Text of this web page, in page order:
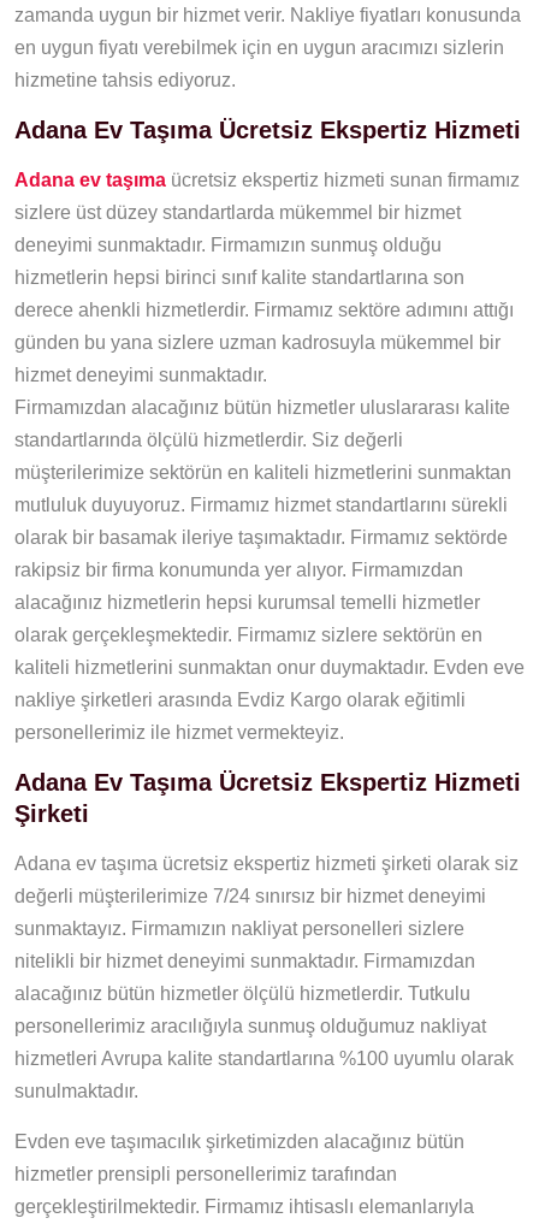
zamanda uygun bir hizmet verir. Nakliye fiyatları konusunda
en uygun fiyatı verebilmek için en uygun aracımızı sizlerin
hizmetine tahsis ediyoruz.
Adana Ev Taşıma Ücretsiz Ekspertiz Hizmeti
Adana ev taşıma ücretsiz ekspertiz hizmeti sunan firmamız
sizlere üst düzey standartlarda mükemmel bir hizmet
deneyimi sunmaktadır. Firmamızın sunmuş olduğu
hizmetlerin hepsi birinci sınıf kalite standartlarına son
derece ahenkli hizmetlerdir. Firmamız sektöre adımını attığı
günden bu yana sizlere uzman kadrosuyla mükemmel bir
hizmet deneyimi sunmaktadır.
Firmamızdan alacağınız bütün hizmetler uluslararası kalite
standartlarında ölçülü hizmetlerdir. Siz değerli
müşterilerimize sektörün en kaliteli hizmetlerini sunmaktan
mutluluk duyuyoruz. Firmamız hizmet standartlarını sürekli
olarak bir basamak ileriye taşımaktadır. Firmamız sektörde
rakipsiz bir firma konumunda yer alıyor. Firmamızdan
alacağınız hizmetlerin hepsi kurumsal temelli hizmetler
olarak gerçekleşmektedir. Firmamız sizlere sektörün en
kaliteli hizmetlerini sunmaktan onur duymaktadır. Evden eve
nakliye şirketleri arasında Evdiz Kargo olarak eğitimli
personellerimiz ile hizmet vermekteyiz.
Adana Ev Taşıma Ücretsiz Ekspertiz Hizmeti
Şirketi
Adana ev taşıma ücretsiz ekspertiz hizmeti şirketi olarak siz
değerli müşterilerimize 7/24 sınırsız bir hizmet deneyimi
sunmaktayız. Firmamızın nakliyat personelleri sizlere
nitelikli bir hizmet deneyimi sunmaktadır. Firmamızdan
alacağınız bütün hizmetler ölçülü hizmetlerdir. Tutkulu
personellerimiz aracılığıyla sunmuş olduğumuz nakliyat
hizmetleri Avrupa kalite standartlarına %100 uyumlu olarak
sunulmaktadır.
Evden eve taşımacılık şirketimizden alacağınız bütün
hizmetler prensipli personellerimiz tarafından
gerçekleştirilmektedir. Firmamız ihtisaslı elemanlarıyla